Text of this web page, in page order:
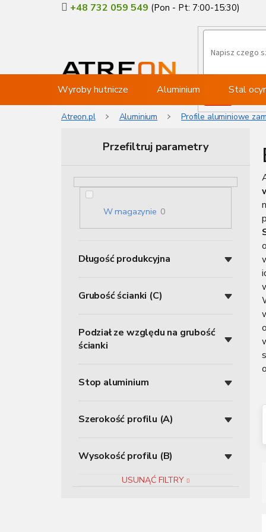
+48 732 059 549
Wyroby hutnicze Aluminium Stal
Atreon.pl Aluminium Profile aluminiowe
Przefiltruj parametry
W magazynie 0
Długość produkcyjna
Grubość ścianki (C)
Podział ze względu na grubość
ścianki
Stop aluminium
Szerokość profilu (A)
Wysokość profilu (B)
USUNĄĆ FILTRY